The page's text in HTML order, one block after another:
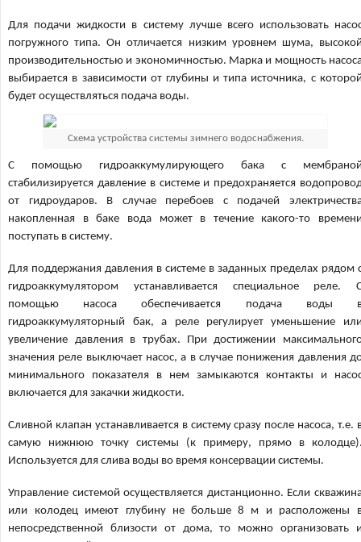
Для подачи жидкости в систему лучше всего использовать
погружного типа. Он отличается низким уровнем шума,
производительностью и экономичностью. Марка и мощность
выбирается в зависимости от глубины и типа источника, с
будет осуществляться подача воды.
Схема устройства системы зимнего водоснабжения.
С помощью гидроаккумулирующего бака с
стабилизируется давление в системе и предохраняется
от гидроударов. В случае перебоев с подачей
накопленная в баке вода может в течение какого-то
поступать в систему.
Для поддержания давления в системе в заданных пределах рядом
гидроаккумулятором устанавливается специальное реле.
помощью насоса обеспечивается подача воды
гидроаккумуляторный бак, а реле регулирует уменьшение
увеличение давления в трубах. При достижении
значения реле выключает насос, а в случае понижения давления
минимального показателя в нем замыкаются контакты и
включается для закачки жидкости.
Сливной клапан устанавливается в систему сразу после насоса, т.е.
самую нижнюю точку системы (к примеру, прямо в
Используется для слива воды во время консервации системы.
Управление системой осуществляется дистанционно. Если
или колодец имеют глубину не больше 8 м и расположены
непосредственной близости от дома, то можно организовать